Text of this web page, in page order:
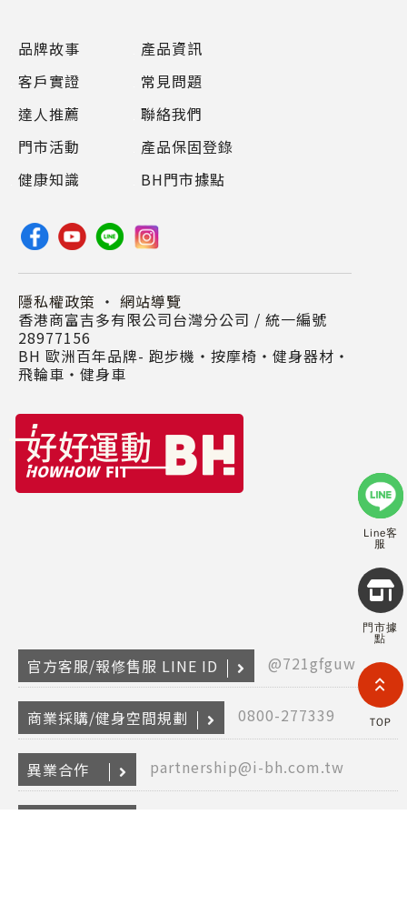
2026
All
Line客
服
門市據
點
TOP
品牌故事
客戶實證
達人推薦
門市活動
健康知識
產品資訊
常見問題
聯絡我們
產品保固登錄
BH門市據點
隱私權政策 ・ 網站導覽
香港商富吉多有限公司台灣分公司 / 統一編號
28977156
BH 歐洲百年品牌- 跑步機‧按摩椅‧健身器材‧
飛輪車‧健身車
官方客服/報修售服 LINE ID @721gfguw
商業採購/健身空間規劃 0800-277339
異業合作 partnership@i-bh.com.tw